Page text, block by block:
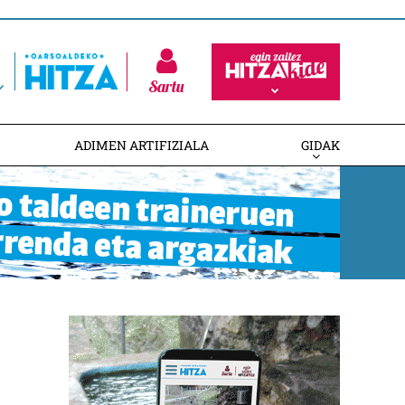
Sartu
ADIMEN ARTIFIZIALA GIDAK